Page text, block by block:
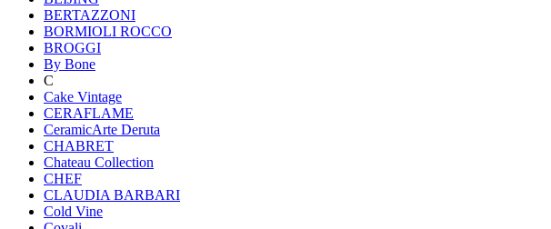
BERTAZZONI
BORMIOLI ROCCO
BROGGI
By Bone
C
Cake Vintage
CERAFLAME
CeramicArte Deruta
CHABRET
Chateau Collection
CHEF
CLAUDIA BARBARI
Cold Vine